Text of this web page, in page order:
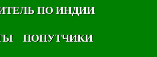
ПО ИНДИИ
ПОПУТЧИКИ